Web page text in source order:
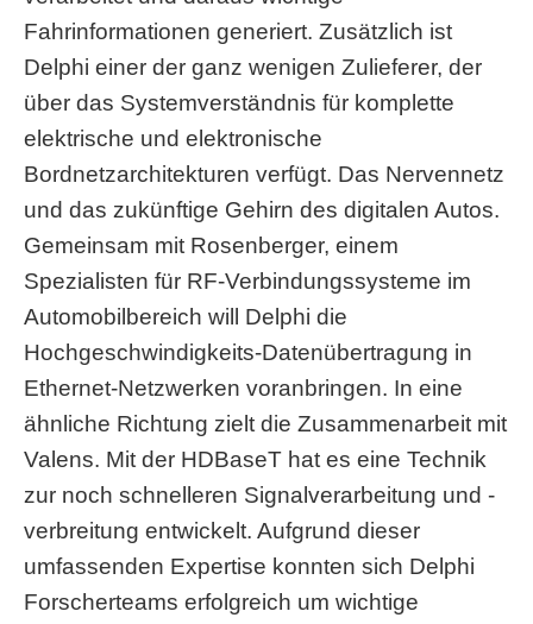
Fahrinformationen generiert. Zusätzlich ist
Delphi einer der ganz wenigen Zulieferer, der
über das Systemverständnis für komplette
elektrische und elektronische
Bordnetzarchitekturen verfügt. Das Nervennetz
und das zukünftige Gehirn des digitalen Autos.
Gemeinsam mit Rosenberger, einem
Spezialisten für RF-Verbindungssysteme im
Automobilbereich will Delphi die
Hochgeschwindigkeits-Datenübertragung in
Ethernet-Netzwerken voranbringen. In eine
ähnliche Richtung zielt die Zusammenarbeit mit
Valens. Mit der HDBaseT hat es eine Technik
zur noch schnelleren Signalverarbeitung und -
verbreitung entwickelt. Aufgrund dieser
umfassenden Expertise konnten sich Delphi
Forscherteams erfolgreich um wichtige